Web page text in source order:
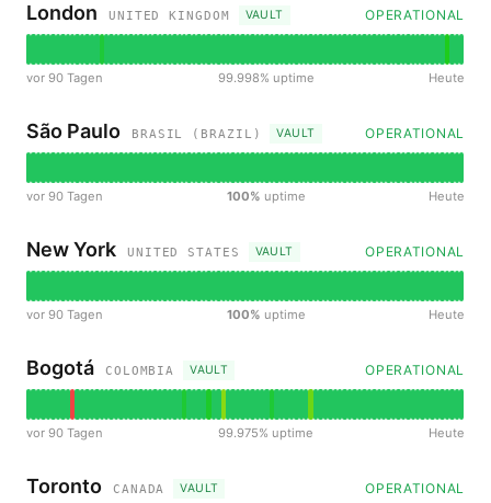
London UNITED KINGDOM VAULT OPERATIONAL
vor 90 Tagen 99.998% uptime Heute
São Paulo BRASIL (BRAZIL) VAULT OPERATIONAL
vor 90 Tagen 100% uptime Heute
New York UNITED STATES VAULT OPERATIONAL
vor 90 Tagen 100% uptime Heute
Bogotá COLOMBIA VAULT OPERATIONAL
vor 90 Tagen 99.975% uptime Heute
Toronto CANADA VAULT OPERATIONAL